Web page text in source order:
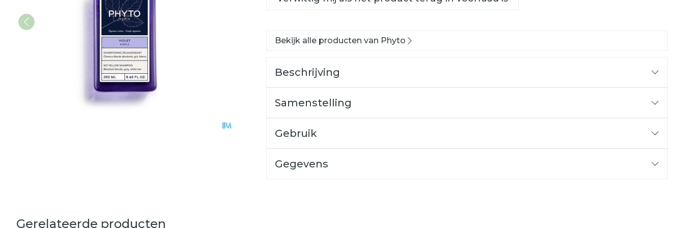
Bekijk alle producten van Phyto
Beschrijving
Samenstelling
Gebruik
Gegevens
Gerelateerde producten